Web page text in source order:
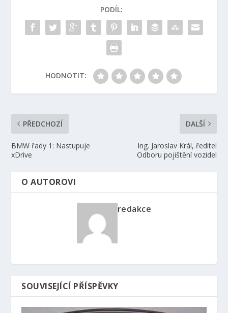
PODÍL:
HODNOTIT:
PŘEDCHOZÍ
BMW řady 1: Nastupuje
xDrive
DALŠÍ
Ing. Jaroslav Král, ředitel
Odboru pojištění vozidel
O AUTOROVI
redakce
SOUVISEJÍCÍ PŘÍSPĚVKY